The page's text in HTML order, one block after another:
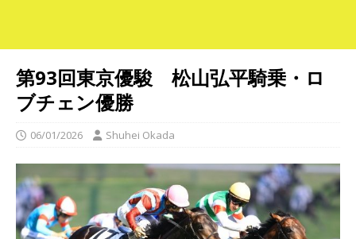
第93回東京優駿 松山弘平騎乗・ロ
ブチェン優勝
06/01/2026 Shuhei Okada